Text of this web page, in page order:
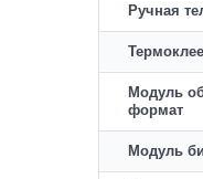
Ручная
Модуль
формат
Модуль